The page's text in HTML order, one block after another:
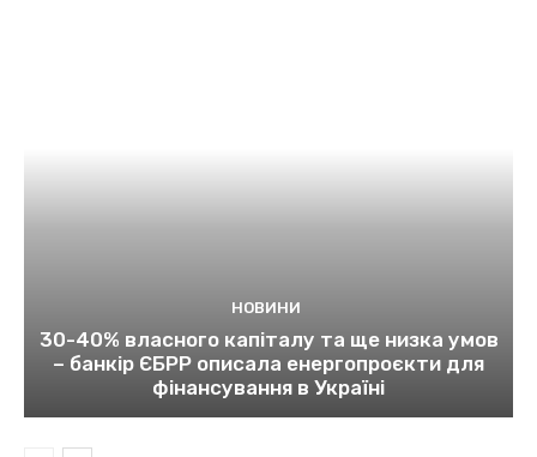
НОВИНИ
30-40% власного капіталу та ще низка умов
– банкір ЄБРР описала енергопроєкти для
фінансування в Україні